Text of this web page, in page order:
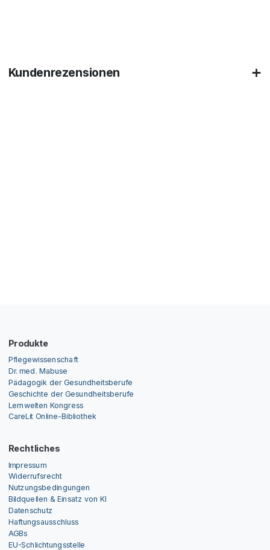
Kundenrezensionen
Produkte
Pflegewissenschaft
Dr. med. Mabuse
Pädagogik der Gesundheitsberufe
Geschichte der Gesundheitsberufe
Lernwelten Kongress
CareLit Online-Bibliothek
Rechtliches
Impressum
Widerrufsrecht
Nutzungsbedingungen
Bildquellen & Einsatz von KI
Datenschutz
Haftungsausschluss
AGBs
EU-Schlichtungsstelle